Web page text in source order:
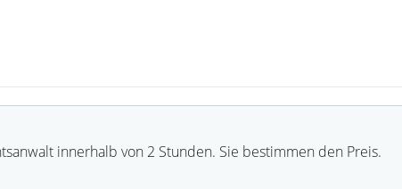
innerhalb von 2 Stunden. Sie bestimmen den Preis.